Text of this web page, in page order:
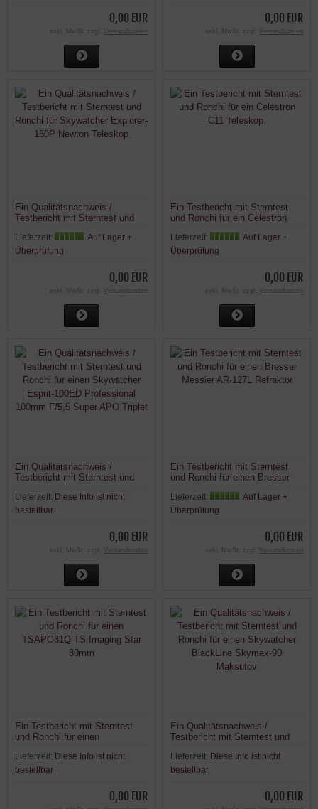
0,00 EUR
exkl. MwSt. zzgl. Versandkosten
0,00 EUR
exkl. MwSt. zzgl. Versandkosten
Ein Qualitätsnachweis /
Testbericht mit Sterntest und
150P Newton Teleskop
Lieferzeit:
Auf Lager +
Überprüfung
0,00 EUR
exkl. MwSt. zzgl. Versandkosten
Ein Testbericht mit Sterntest
und Ronchi für ein Celestron
Lieferzeit:
Auf Lager +
Überprüfung
0,00 EUR
exkl. MwSt. zzgl. Versandkosten
Ein Qualitätsnachweis /
Testbericht mit Sterntest und
Esprit-100ED Professional
100mm F/5,5 Super APO Triplet
Lieferzeit: Diese Info ist nicht
bestellbar
0,00 EUR
exkl. MwSt. zzgl. Versandkosten
Ein Testbericht mit Sterntest
und Ronchi für einen Bresser
Lieferzeit:
Auf Lager +
Überprüfung
0,00 EUR
exkl. MwSt. zzgl. Versandkosten
Ein Testbericht mit Sterntest
und Ronchi für einen
80mm
Lieferzeit: Diese Info ist nicht
bestellbar
0,00 EUR
Ein Qualitätsnachweis /
Testbericht mit Sterntest und
BlackLine Skymax-90
Maksutov
Lieferzeit: Diese Info ist nicht
bestellbar
0,00 EUR